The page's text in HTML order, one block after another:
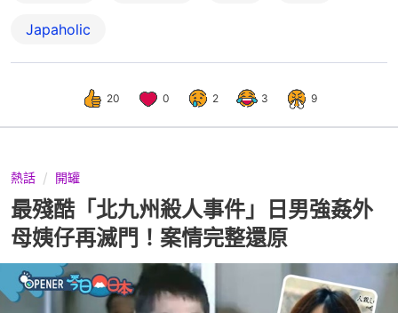
Japaholic
20 0 2 3 9
熱話 開罐
最殘酷「北九州殺人事件」日男強姦外
母姨仔再滅門！案情完整還原